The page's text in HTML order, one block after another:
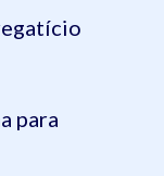
para